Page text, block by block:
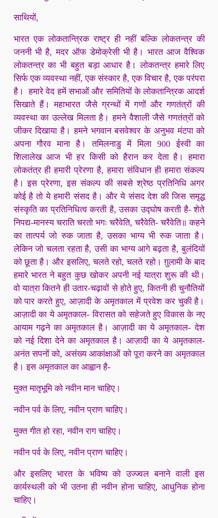
साथियों,
भारत एक लोकतान्त्रिक राष्ट्र ही नहीं बल्कि लोकतन्त्र की
जननी भी है, मदर ऑफ डेमोक्रेसी भी है। भारत आज वैश्विक
लोकतन्त्र का भी बहुत बड़ा आधार है। लोकतन्त्र हमारे लिए
सिर्फ एक व्यवस्था नहीं, एक संस्कार है, एक विचार है, एक परंपरा
है। हमारे वेद हमें सभाओं और समितियों के लोकतान्त्रिक आदर्श
सिखाते हैं। महाभारत जैसे ग्रन्थों में गणों और गणतंत्रों की
व्यवस्था का उल्लेख मिलता है। हमने वैशाली जैसे गणतंत्रों को
जीकर दिखाया है। हमने भगवान बसवेश्वर के अनुभव मंटपा को
अपना गौरव माना है। तमिलनाडु में मिला 900 ईस्वी का
शिलालेख आज भी हर किसी को हैरान कर देता है। हमारा
लोकतंत्र ही हमारी प्रेरणा है, हमारा संविधान ही हमारा संकल्प
है। इस प्रेरणा, इस संकल्प की सबसे श्रेष्ठ प्रतिनिधि अगर
कोई है तो ये हमारी संसद है। और ये संसद देश की जिस समृद्ध
संस्कृति का प्रतिनिधित्व करती है, उसका उद्घोष करती है- शेते
निपद्य-मानस्य चराति चरतो भगः चरैवेति, चरैवेति- चरैवेति॥ कहने
का तात्पर्य जो रुक जाता है, उसका भाग्य भी रुक जाता है।
लेकिन जो चलता रहता है, उसी का भाग्य आगे बढ़ता है, बुलंदियों
को छूता है। और इसलिए, चलते रहो, चलते रहो। ग़ुलामी के बाद
हमारे भारत ने बहुत कुछ खोकर अपनी नई यात्रा शुरू की थी।
वो यात्रा कितने ही उतार-चढ़ावों से होते हुए, कितनी ही चुनौतियों
को पार करते हुए, आज़ादी के अमृतकाल में प्रवेश कर चुकी है।
आज़ादी का ये अमृतकाल- विरासत को सहेजते हुए विकास के नए
आयाम गढ़ने का अमृतकाल है। आज़ादी का ये अमृतकाल- देश
को नई दिशा देने का अमृतकाल है। आज़ादी का ये अमृतकाल-
अनंत सपनों को, असंख्य आकांक्षाओं को पूरा करने का अमृतकाल
है। इस अमृतकाल का आह्वान है-
मुक्त मातृभूमि को नवीन मान चाहिए।
नवीन पर्व के लिए, नवीन प्राण चाहिए।
मुक्त गीत हो रहा, नवीन राग चाहिए।
नवीन पर्व के लिए, नवीन प्राण चाहिए।
और इसलिए भारत के भविष्य को उज्ज्वल बनाने वाली इस
कार्यस्थली को भी उतना ही नवीन होना चाहिए, आधुनिक होना
चाहिए।